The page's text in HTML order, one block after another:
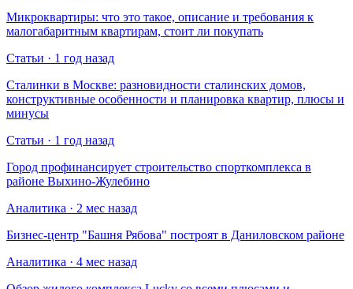
Микроквартиры: что это такое, описание и требования к
малогабаритным квартирам, стоит ли покупать
Статьи · 1 год назад
Сталинки в Москве: разновидности сталинских домов,
конструктивные особенности и планировка квартир, плюсы и
минусы
Статьи · 1 год назад
Город профинансирует строительство спорткомплекса в
районе Выхино-Жулебино
Аналитика · 2 мес назад
Бизнес-центр "Башня Рябова" построят в Даниловском районе
Аналитика · 4 мес назад